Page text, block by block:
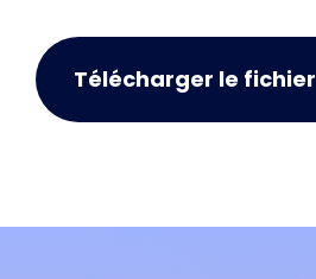
Télécharger le fichier